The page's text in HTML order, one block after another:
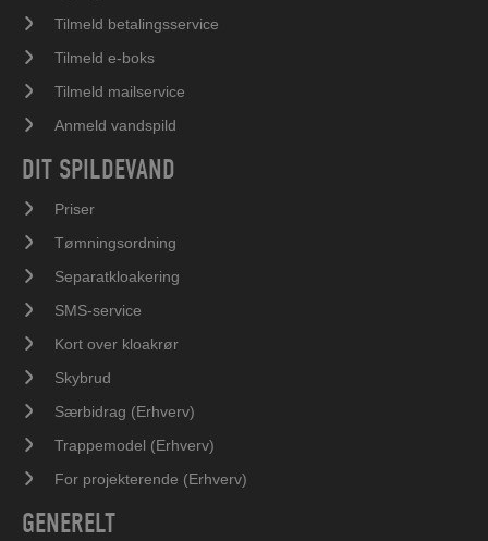
Tilmeld betalingsservice
Tilmeld e-boks
Tilmeld mailservice
Anmeld vandspild
DIT SPILDEVAND
Priser
Tømningsordning
Separatkloakering
SMS-service
Kort over kloakrør
Skybrud
Særbidrag (Erhverv)
Trappemodel (Erhverv)
For projekterende (Erhverv)
GENERELT